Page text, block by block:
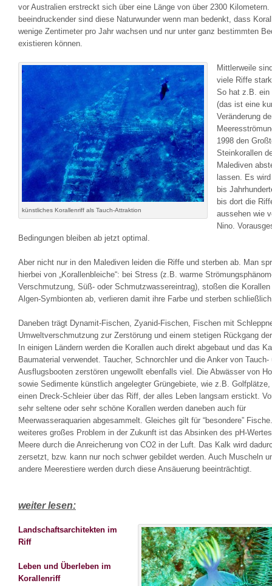
vor Australien erstreckt sich über eine Länge von über 2300 Kilometern.
beeindruckender sind diese Naturwunder wenn man bedenkt, dass
wenige Zentimeter pro Jahr wachsen und nur unter ganz bestimmten
existieren können.
künstliches Korallenriff als Tauch-Attraktion
Mittlerweile
viele Riffe
So hat z.B. ein
(das ist eine
Veränderung
1998 den
Steinkorallen
Malediven
lassen. Es
bis
bis dort die
aussehen wie
Nino.
Bedingungen bleiben ab jetzt optimal.
Aber nicht nur in den Malediven leiden die Riffe und sterben ab. Man
hierbei von „Korallenbleiche“: bei Stress (z.B. warme
Verschmutzung, Süß- oder Schmutzwassereintrag), stoßen die Korallen
Algen-Symbionten ab, verlieren damit ihre Farbe und sterben
Daneben trägt Dynamit-Fischen, Zyanid-Fischen, Fischen mit
Umweltverschmutzung zur Zerstörung und einem stetigen Rückgang
In einigen Ländern werden die Korallen auch direkt abgebaut und das
Baumaterial verwendet. Taucher, Schnorchler und die Anker von Tauch-
Ausflugsbooten zerstören ungewollt ebenfalls viel. Die Abwässer von
sowie Sedimente künstlich angelegter Grüngebiete, wie z.B. Golfplätze,
einen Dreck-Schleier über das Riff, der alles Leben langsam erstickt.
sehr seltene oder sehr schöne Korallen werden daneben auch für
Meerwasseraquarien abgesammelt. Gleiches gilt für “besondere”
weiteres großes Problem in der Zukunft ist das Absinken des pH-
Meere durch die Anreicherung von CO2 in der Luft. Das Kalk wird
zersetzt, bzw. kann nur noch schwer gebildet werden. Auch Muscheln
andere Meerestiere werden durch diese Ansäuerung beeinträchtigt.
weiter lesen:
Landschaftsarchitekten im
Riff
Leben und Überleben im
Korallenriff